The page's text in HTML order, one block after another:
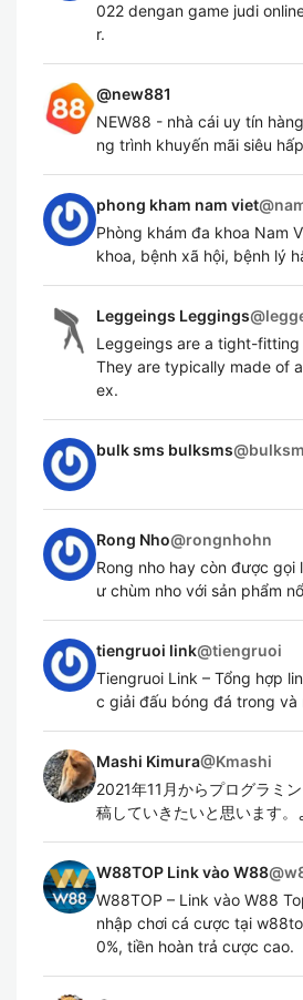
022 dengan game judi
r.
@new881
NEW88 - nhà cái uy tín
ng trình khuyến mãi siêu
phong kham nam viet@
Phòng khám đa khoa Nam
khoa, bệnh xã hội, bệnh lý
Leggeings Leggings@
Leggeings are a tight-
They are typically made of
ex.
bulk sms bulksms@
Rong Nho@rongnhohn
Rong nho hay còn được gọi
ư chùm nho với sản phẩm
tiengruoi link@tiengruoi
Tiengruoi Link – Tổng hợp
c giải đấu bóng đá trong
Mashi Kimura@Kmashi
2021年11月からプログラミ
稿していきたいと思います。
W88TOP Link vào W88@
W88TOP – Link vào W88
nhập chơi cá cược tại
0%, tiền hoàn trả cược cao.